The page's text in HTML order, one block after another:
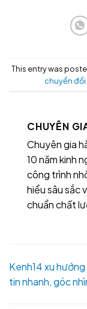
This entry was
chuyển đổi
CHUYÊN
Chuyên gia
10 năm kinh
công trình
hiểu sâu sắc
chuẩn chất
Kenh14 xu
tin nhanh, góc